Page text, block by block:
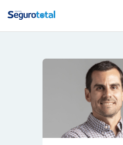
NOTÍCIAS
REVISTA
ESPECIAIS
GAIVOTA DE
OURO